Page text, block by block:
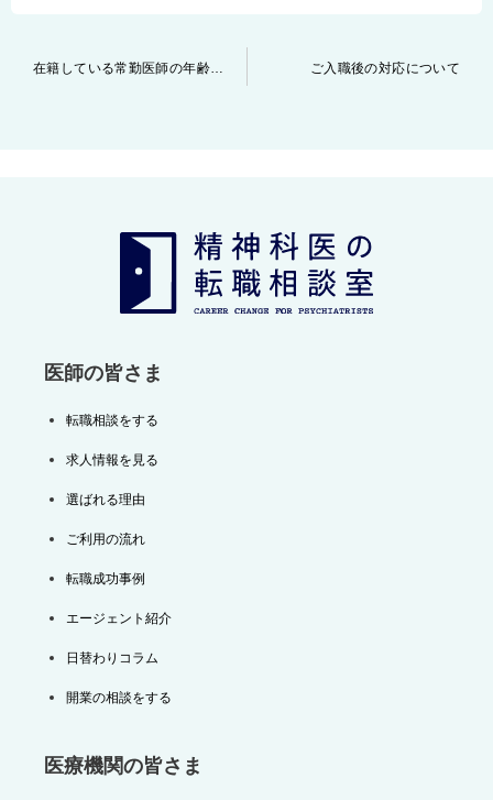
在籍している常勤医師の年齢構成から分かる事 ご入職後の対応について
医師の皆さま
転職相談をする
求人情報を見る
選ばれる理由
ご利用の流れ
転職成功事例
エージェント紹介
日替わりコラム
開業の相談をする
医療機関の皆さま